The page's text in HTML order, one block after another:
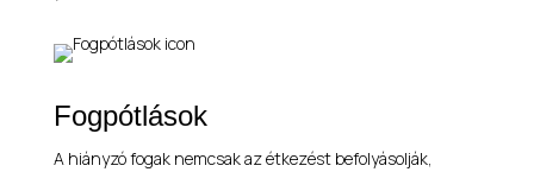
Fogpótlások
A hiányzó fogak nemcsak az étkezést befolyásolják,